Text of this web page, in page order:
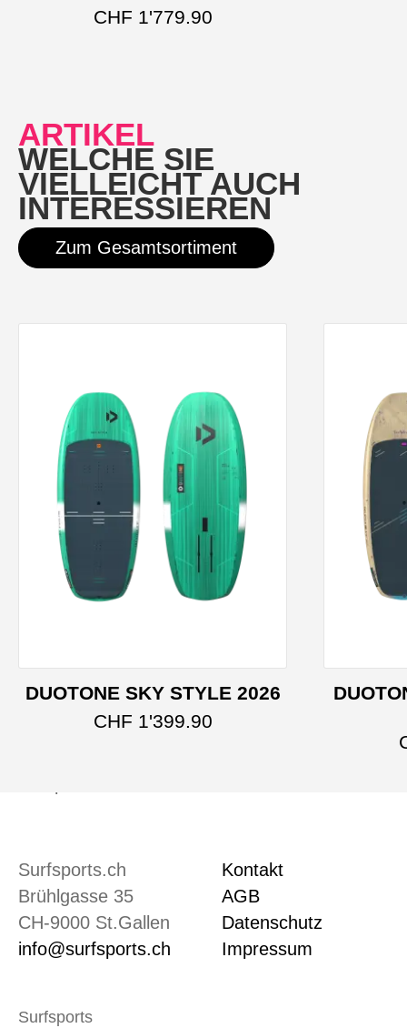
CHF 1'779.90Dieses Produkt weist
ARTIKEL
WELCHE SIE
VIELLEICHT AUCH
INTERESSIEREN
Zum Gesamtsortiment
DUOTONE SKY STYLE 2026
CHF 1'399.90Dieses Produkt weist
Surfsports.ch
Brühlgasse 35
CH-9000 St.Gallen
info@surfsports.ch
Kontakt
AGB
Datenschutz
Impressum
Surfsports